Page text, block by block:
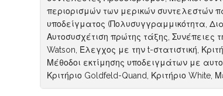
περιορισμών των μερικών συντελεστών
υποδείγματος (Πολυσυγγραμμικότητα,
Αυτοσυσχέτιση πρώτης τάξης,
Watson, Έλεγχος με την t-στατιστική,
Μέθοδοι εκτίμησης υποδειγμάτων με
Κριτήριο Goldfeld-Quand, Κριτήριο White,